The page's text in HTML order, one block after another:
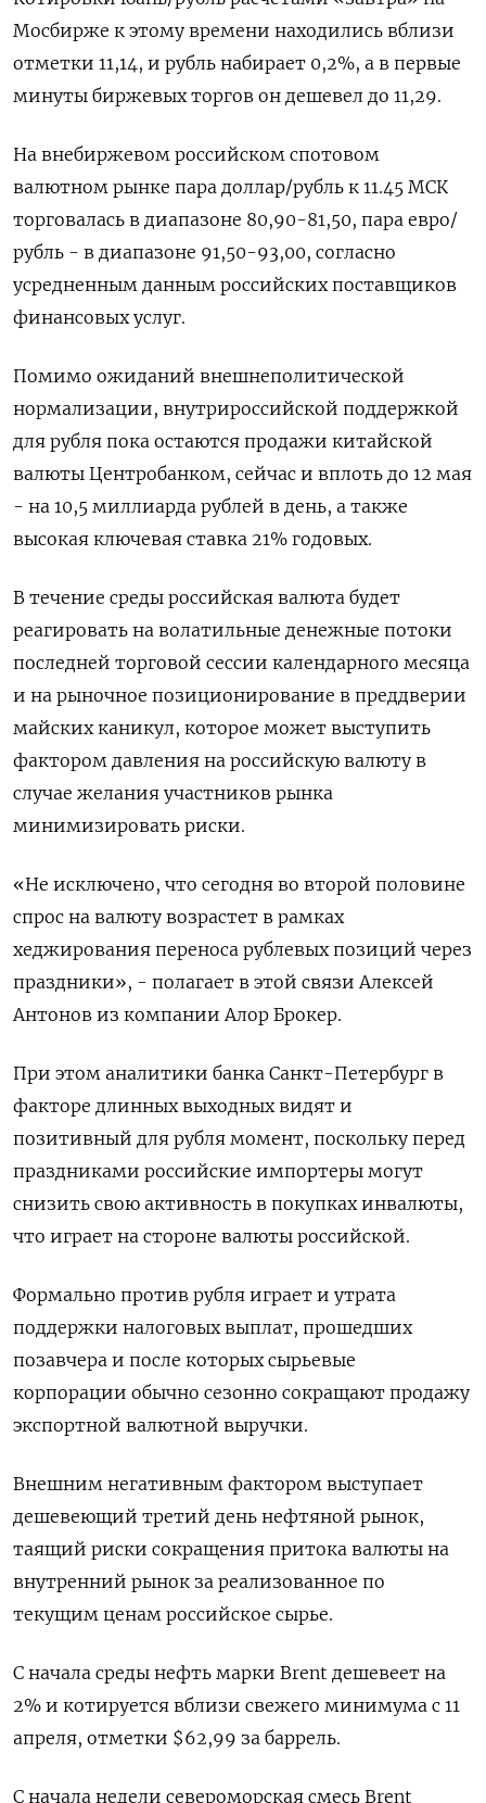
Мосбирже к этому времени находились вблизи
отметки 11,14, и рубль набирает 0,2%, а в первые
минуты биржевых торгов он дешевел до 11,29.
На внебиржевом российском спотовом
валютном рынке пара доллар/рубль к 11.45 МСК
торговалась в диапазоне 80,90-81,50, пара евро/
рубль - в диапазоне 91,50-93,00, согласно
усредненным данным российских поставщиков
финансовых услуг.
Помимо ожиданий внешнеполитической
нормализации, внутрироссийской поддержкой
для рубля пока остаются продажи китайской
валюты Центробанком, сейчас и вплоть до 12 мая
- на 10,5 миллиарда рублей в день, а также
высокая ключевая ставка 21% годовых.
В течение среды российская валюта будет
реагировать на волатильные денежные потоки
последней торговой сессии календарного месяца
и на рыночное позиционирование в преддверии
майских каникул, которое может выступить
фактором давления на российскую валюту в
случае желания участников рынка
минимизировать риски.
«Не исключено, что сегодня во второй половине
спрос на валюту возрастет в рамках
хеджирования переноса рублевых позиций через
праздники», - полагает в этой связи Алексей
Антонов из компании Алор Брокер.
При этом аналитики банка Санкт-Петербург в
факторе длинных выходных видят и
позитивный для рубля момент, поскольку перед
праздниками российские импортеры могут
снизить свою активность в покупках инвалюты,
что играет на стороне валюты российской.
Формально против рубля играет и утрата
поддержки налоговых выплат, прошедших
позавчера и после которых сырьевые
корпорации обычно сезонно сокращают продажу
экспортной валютной выручки.
Внешним негативным фактором выступает
дешевеющий третий день нефтяной рынок,
таящий риски сокращения притока валюты на
внутренний рынок за реализованное по
текущим ценам российское сырье.
С начала среды нефть марки Brent дешевеет на
2% и котируется вблизи свежего минимума с 11
апреля, отметки $62,99 за баррель.
С начала недели североморская смесь Brent